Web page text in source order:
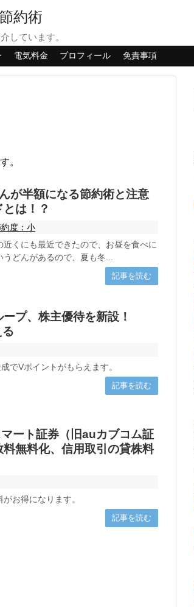
約術
しています。
電気料金 プロフィール 免責事項
。
が半額になる節約術と注意
は！？
度：小
くにも最近できたので、お昼を食べに
どんがあるので、夏も冬...
記事を読む
プ、株主優待を新設！
でVポイントがもらえます。
記事を読む
ート証券（旧auカブコム証
無料化、信用取引の貸株料
お得になります。
記事を読む